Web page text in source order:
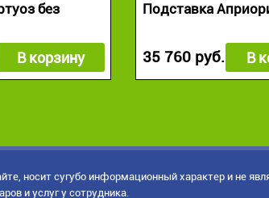
без
В корзину
Подставка
35 760 руб. В
носит сугубо информационный характер и не
и услуг у сотрудника.